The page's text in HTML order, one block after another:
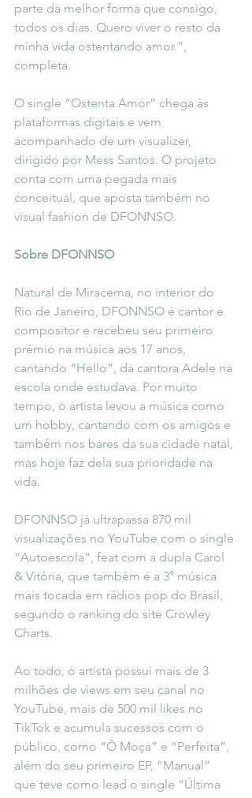
parte da melhor forma que consigo,
todos os dias. Quero viver o resto da
minha vida ostentando amor.”,
completa.
O single “Ostenta Amor” chega às
plataformas digitais e vem
acompanhado de um visualizer,
dirigido por Mess Santos. O projeto
conta com uma pegada mais
conceitual, que aposta também no
visual fashion de DFONNSO.
Sobre DFONNSO
Natural de Miracema, no interior do
Rio de Janeiro, DFONNSO é cantor e
compositor e recebeu seu primeiro
prêmio na música aos 17 anos,
cantando “Hello”, da cantora Adele na
escola onde estudava. Por muito
tempo, o artista levou a música como
um hobby, cantando com os amigos e
também nos bares da sua cidade natal,
mas hoje faz dela sua prioridade na
vida.
DFONNSO já ultrapassa 870 mil
visualizações no YouTube com o single
“Autoescola”, feat com a dupla Carol
& Vitória, que também é a 3° música
mais tocada em rádios pop do Brasil,
segundo o ranking do site Crowley
Charts.
Ao todo, o artista possui mais de 3
milhões de views em seu canal no
YouTube, mais de 500 mil likes no
TikTok e acumula sucessos com o
público, como “Ô Moça” e “Perfeita”,
além do seu primeiro EP, “Manual”
que teve como lead o single “Última